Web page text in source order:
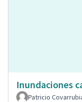
Inundaciones
Patricio